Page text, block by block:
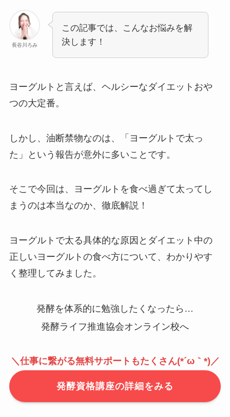
長谷川ろみ
この記事では、こんなお悩みを解
決します！
ヨーグルトと言えば、ヘルシーなダイエットおや
つの大定番。
しかし、油断禁物なのは、「ヨーグルトで太っ
た」という報告が意外に多いことです。
そこで今回は、ヨーグルトを食べ過ぎて太ってし
まうのは本当なのか、徹底解説！
ヨーグルトで太る具体的な原因とダイエット中の
正しいヨーグルトの食べ方について、わかりやす
く整理してみました。
発酵を体系的に勉強したくなったら…
発酵ライフ推進協会オンライン校へ
＼仕事に繋がる無料サポートもたくさん(*´ω｀*)／
発酵資格講座の詳細をみる